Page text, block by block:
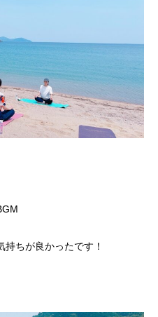
ちが良かったです！